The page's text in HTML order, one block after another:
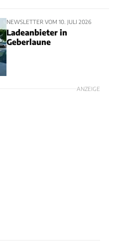
NEWSLETTER VOM 10. JULI 2026
Ladeanbieter in
Geberlaune
ANZEIGE